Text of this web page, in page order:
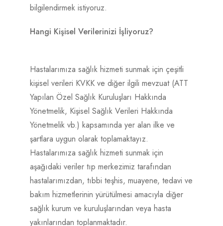
bilgilendirmek istiyoruz.
Hangi Kişisel Verilerinizi İşliyoruz?
Hastalarımıza sağlık hizmeti sunmak için çeşitli
kişisel verileri KVKK ve diğer ilgili mevzuat (ATT
Yapılan Özel Sağlık Kuruluşları Hakkında
Yönetmelik, Kişisel Sağlık Verileri Hakkında
Yönetmelik vb.) kapsamında yer alan ilke ve
şartlara uygun olarak toplamaktayız.
Hastalarımıza sağlık hizmeti sunmak için
aşağıdaki veriler tıp merkezimiz tarafından
hastalarımızdan, tıbbi teşhis, muayene, tedavi ve
bakım hizmetlerinin yürütülmesi amacıyla diğer
sağlık kurum ve kuruluşlarından veya hasta
yakınlarından toplanmaktadır.